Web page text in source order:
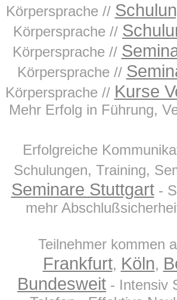
Körpersprache //
Körpersprache //
Körpersprache //
Körpersprache //
Körpersprache // Kurse
Mehr Erfolg in Führung,
Erfolgreiche
Schulungen, Training,
Seminare Stuttgart-
mehr
Teilnehmer kommen
Frankfurt, Köln,
Bundesweit - Intensiv